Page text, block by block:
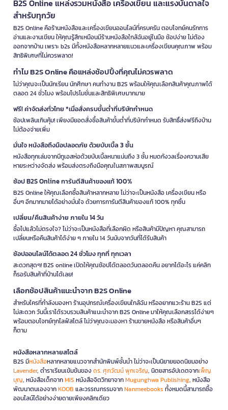
B2S Online แหล่งรวมหนังสือ เครื่องเขียน และแรงบันดาลใจ
สำหรับทุกวัย
B2S Online คือร้านหนังสือและเครื่องเขียนออนไลน์ที่ครบครัน ตอบโจทย์คนรักการ
อ่านและงานเขียน ให้คุณรู้สึกเหมือนมีร้านหนังสือใกล้ฉันอยู่ในมือ ช้อปง่าย ไม่ต้อง
ออกจากบ้าน เพราะ b2s มีทั้งหนังสือหลากหลายแนวและเครื่องเขียนคุณภาพ พร้อม
สิทธิพิเศษที่ไม่ควรพลาด!
ทำไม B2S Online คือแหล่งช้อปปิ้งที่คุณไม่ควรพลาด
ไม่ว่าคุณจะเป็นนักเรียน นักศึกษา คนทำงาน B2S พร้อมให้คุณเลือกสินค้าคุณภาพได้
ตลอด 24 ชั่วโมง พร้อมโปรโมชั่นและสิทธิพิเศษมากมาย
ฟรี! ค่าจัดส่งทั่วไทย *เมื่อสั่งครบขั้นต่ำที่บริษัทกำหนด
ช้อปเพลินเกินคุ้ม! เพียงมียอดสั่งซื้อสินค้าขั้นต่ำที่บริษัทกำหนด รับสิทธิ์ส่งฟรีถึงบ้าน
ไม่ต้องจ่ายเพิ่ม
มั่นใจ หนังสือถึงมือปลอดภัย ด้วยบับเบิ้ล 3 ชั้น
หนังสือทุกเล่มจากบีทูเอสห่อด้วยบับเบิ้ลหนาแน่นถึง 3 ชั้น หมดกังวลเรื่องความเสีย
หายระหว่างจัดส่ง พร้อมส่งตรงถึงมือคุณในสภาพสมบูรณ์
ช้อป B2S Online การันตีสินค้าของแท้ 100%
B2S Online ให้คุณเลือกซื้อสินค้าหลากหลาย ไม่ว่าจะเป็นหนังสือ เครื่องเขียน หรือ
อื่นๆ อีกมากมายได้อย่างมั่นใจ ด้วยการการันตีสินค้าของแท้ 100% ทุกชิ้น
เปลี่ยน/คืนสินค้าง่าย ภายใน 14 วัน
ซื้อไปแล้วไม่ตรงใจ? ไม่ว่าจะเป็นหนังสือที่เลือกผิด หรือสินค้ามีปัญหา คุณสามารถ
เปลี่ยนหรือคืนสินค้าได้ง่าย ๆ ภายใน 14 วันนับจากวันที่ได้รับสินค้า
ช้อปออนไลน์ได้ตลอด 24 ชั่วโมง ทุกที่ ทุกเวลา
สะดวกสุดๆ! B2S online เปิดให้คุณช้อปได้ตลอดวันตลอดคืน อยากได้อะไร แค่คลิก
ก็รอรับสินค้าที่บ้านได้เลย!
เลือกช้อปสินค้าแนะนำจาก B2S Online
สำหรับใครที่กำลังมองหา ร้านอุปกรณ์เครื่องเขียนใกล้ฉัน หรืออยากแวะร้าน B2S แต่
ไม่สะดวก วันนี้เราได้รวบรวมสินค้าแนะนำจาก B2S Online มาให้คุณเลือกสรรได้ง่ายๆ
พร้อมตอบโจทย์ทุกไลฟ์สไตล์ ไม่ว่าคุณจะมองหา ร้านขายหนังสือ หรือสินค้าอื่นๆ
ก็ตาม
หนังสือหลากหลายสไตล์
B2S มีหนังสือหลากหลายแนวจากสำนักพิมพ์ชั้นนำ ไม่ว่าจะเป็นนิยายยอดนิยมอย่าง
Lavender, ตำราเรียนเข้มข้นของดร. ศุภวัฒน์ พุกเจริญ, นิตยสารอัปเดตจากเพ็ญ
บุญ, หนังสือเด็กจากMIS หนังสือจิตวิทยาจากMugunghwa Publishing, หนังสือ
พัฒนาตนเองจากKOOB และวรรณกรรมจากNanmeebooks ทั้งหมดนี้สามารถซื้อ
ออนไลน์ได้อย่างง่ายดายเพียงคลิกเดียว